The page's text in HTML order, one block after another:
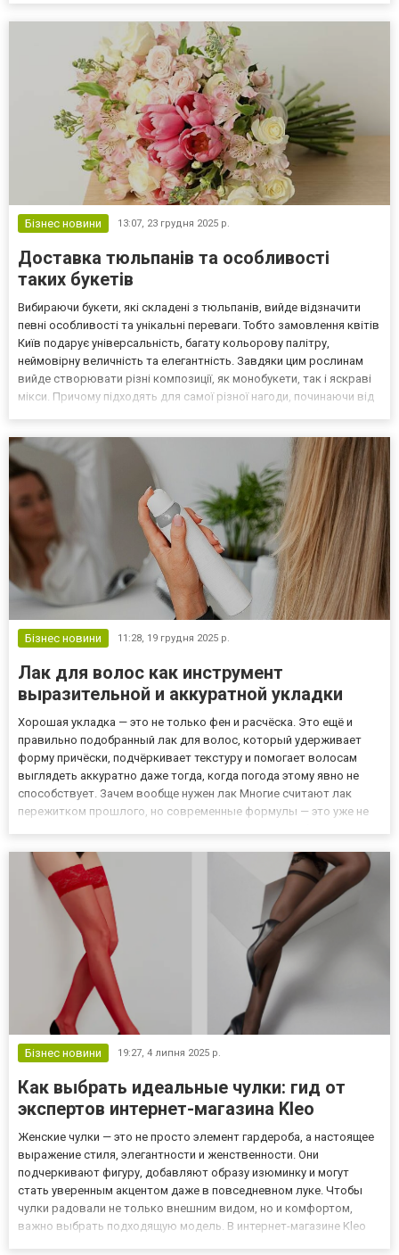
Бізнес новини 13:07, 23 грудня 2025 р.
Доставка тюльпанів та особливості
таких букетів
Вибираючи букети, які складені з тюльпанів, вийде відзначити
певні особливості та унікальні переваги. Тобто замовлення квітів
Київ подарує універсальність, багату кольорову палітру,
неймовірну величність та елегантність. Завдяки цим рослинам
вийде створювати різні композиції, як монобукети, так і яскраві
мікси. Причому підходять для самої різної нагоди, починаючи від
Бізнес новини 11:28, 19 грудня 2025 р.
Лак для волос как инструмент
выразительной и аккуратной укладки
Хорошая укладка — это не только фен и расчёска. Это ещё и
правильно подобранный лак для волос, который удерживает
форму причёски, подчёркивает текстуру и помогает волосам
выглядеть аккуратно даже тогда, когда погода этому явно не
способствует. Зачем вообще нужен лак Многие считают лак
пережитком прошлого, но современные формулы — это уже не
пом...
Бізнес новини 19:27, 4 липня 2025 р.
Как выбрать идеальные чулки: гид от
экспертов интернет-магазина Kleo
Женские чулки — это не просто элемент гардероба, а настоящее
выражение стиля, элегантности и женственности. Они
подчеркивают фигуру, добавляют образу изюминку и могут
стать уверенным акцентом даже в повседневном луке. Чтобы
чулки радовали не только внешним видом, но и комфортом,
важно выбрать подходящую модель. В интернет-магазине Kleo